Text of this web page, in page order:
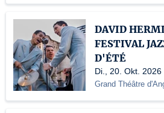
DAVID
FESTIVAL
D'ÉTÉ
Di., 20. Okt.
Grand Théâtre